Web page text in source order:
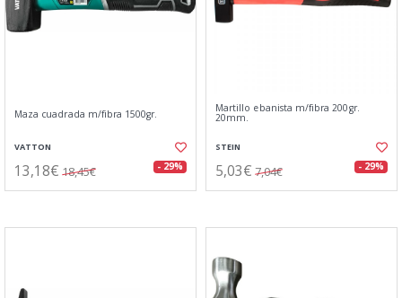
Maza cuadrada m/fibra 1500gr.
VATTON
13,18€ 18,45€ - 29%
Martillo ebanista m/fibra 200gr.
20mm.
STEIN
5,03€ 7,04€ - 29%